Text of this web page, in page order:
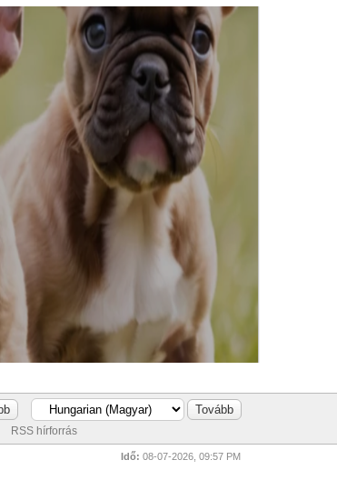
RSS hírforrás
Idő: 08-07-2026, 09:57 PM